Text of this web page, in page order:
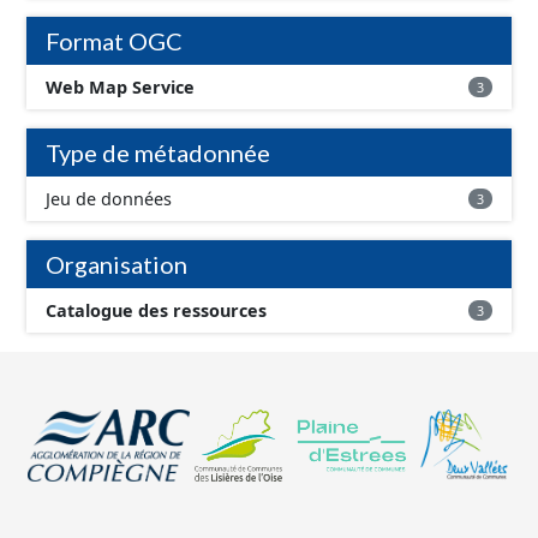
Format OGC
Web Map Service 3
Type de métadonnée
Jeu de données 3
Organisation
Catalogue des ressources 3